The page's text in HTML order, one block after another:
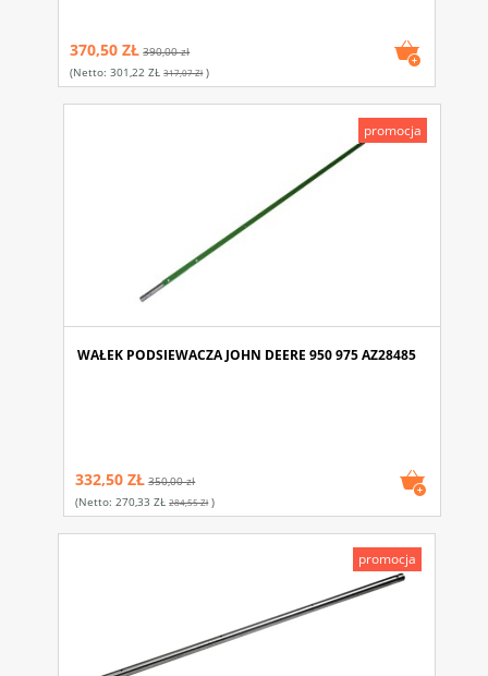
370,50 ZŁ 390,00 zł
(netto:301,22 ZŁ 317,07 Zł)
WAŁEK PODSIEWACZA JOHN DEERE 950 975 AZ28485
332,50 ZŁ 350,00 zł
(netto: 270,33 ZŁ 284,55 Zł)
promocja
promocja